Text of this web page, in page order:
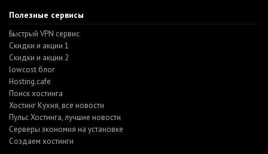
Полезные сервисы
Быстрый VPN сервис
Скидки и акции 1
Скидки и акции 2
lowcost блог
Hosting.cafe
Поиск хостинга
Хостинг Кухня, все новости
Пульс Хостинга, лучшие новости
Серверы экономия на установке
Создаем хостинги